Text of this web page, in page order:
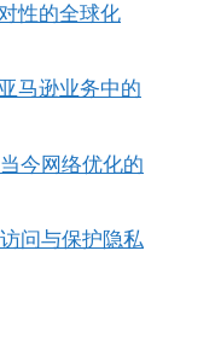
性的全球化
马逊业务中的
今网络优化的
问与保护隐私